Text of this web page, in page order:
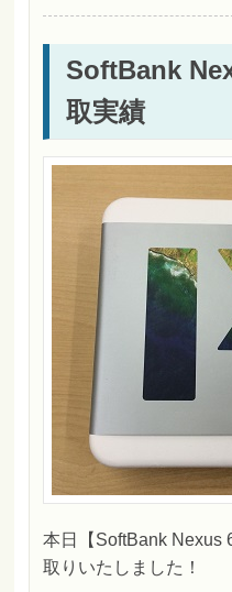
SoftBank
取実績
本日【SoftBank Nexus
取りいたしました！